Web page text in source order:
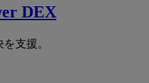
DEX
支援。